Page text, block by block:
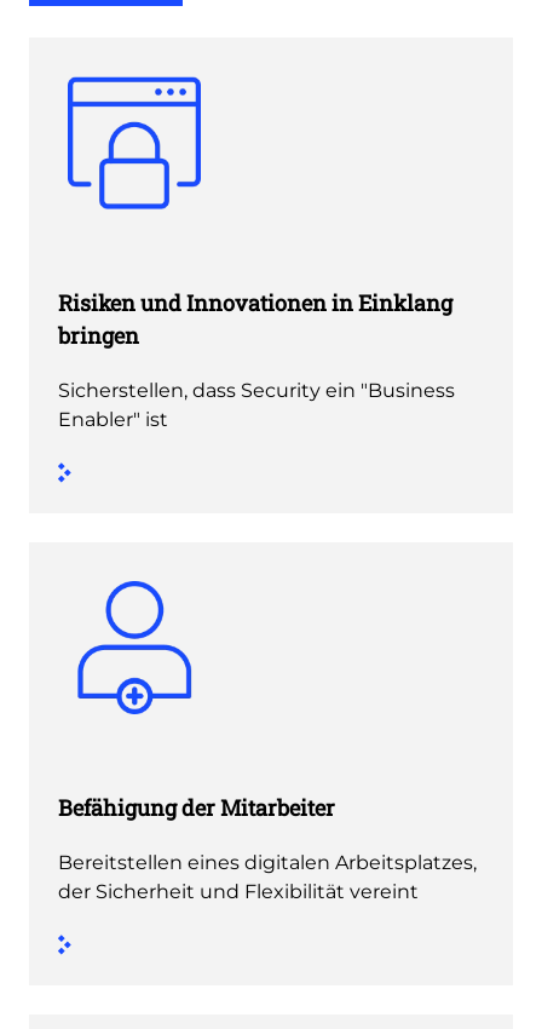
Risiken und Innovationen in Einklang
bringen
Sicherstellen, dass Security ein "Business
Enabler" ist
Befähigung der Mitarbeiter
Bereitstellen eines digitalen Arbeitsplatzes,
der Sicherheit und Flexibilität vereint